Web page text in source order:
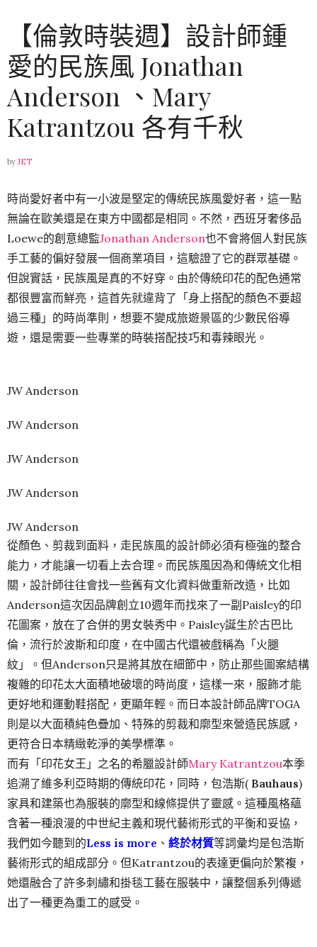
【倫敦時裝週】設計師鍾
愛的民族風 Jonathan
Anderson 、Mary
Katrantzou 各有千秋
by JET
時尚愛好者中有一小波是堅定的傳統民族風愛好者，這一點
無論在歐美還是在東方中國都是相同。不然，西班牙奢侈品
Loewe的創意總監Jonathan Anderson也不會將個人對民族
手工藝的偏好發展一個商業項目，這驗證了它的群眾基礎。
但說實話，民族風是真的不好穿。由於傳統印花的配色通常
都很豐富而鮮亮，這首先就違背了「身上搭配的顏色不要超
過三種」的時尚準則，想要不變成旅遊景區的少數民俗導
遊，還是需要一些專業的時裝搭配技巧和毒辣眼光。
JW Anderson
JW Anderson
JW Anderson
JW Anderson
JW Anderson
從顏色、剪裁到面料，走民族風的設計師必須有極強的整合
能力，才能讓一切看上去合理。而民族風因為和傳統文化相
關，設計師往往會找一些舊有文化資料做重新改造，比如
Anderson這次因品牌創立10週年而找來了一副Paisley的印
花圖案，放在了合併的男女裝秀中。Paisley誕生於古巴比
倫，流行於波斯和印度，在中國古代還被戲稱為「火腿
紋」。但Anderson只是將其放在細節中，防止那些圖案結構
複雜的印花太大面積地破壞的時尚度，這樣一來，服飾才能
更好地和運動鞋搭配，更顯年輕。而日本設計師品牌TOGA
則是以大面積純色疊加、特殊的剪裁和廓型來營造民族感，
更符合日本精緻乾淨的美學標準。
而有「印花女王」之名的希臘設計師Mary Katrantzou本季
追溯了維多利亞時期的傳統印花，同時，包浩斯( Bauhaus)
家具和建築也為服裝的廓型和線條提供了靈感。這種風格蘊
含著一種浪漫的中世紀主義和現代藝術形式的平衡和妥協，
我們如今聽到的Less is more 、 終於材質等詞彙均是包浩斯
藝術形式的組成部分。但Katrantzou的表達更偏向於繁複，
她還融合了許多刺繡和掛毯工藝在服裝中，讓整個系列傳遞
出了一種更為重工的感受。